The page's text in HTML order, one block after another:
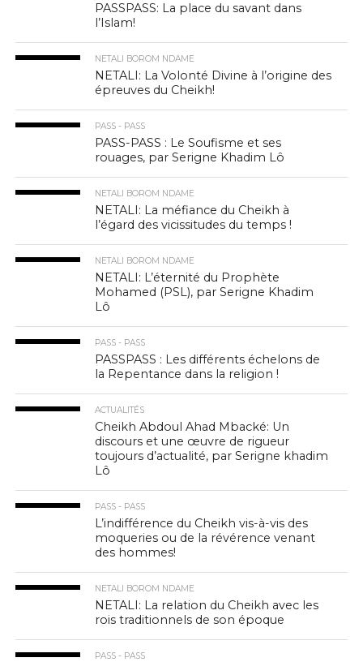
PASSPASS: La place du savant dans
l’Islam!
NETALI BOROM NDAME
NETALI: La Volonté Divine à l’origine des
épreuves du Cheikh!
PASS - PASS
PASS-PASS : Le Soufisme et ses
rouages, par Serigne Khadim Lô
NETALI BOROM NDAME
NETALI: La méfiance du Cheikh à
l’égard des vicissitudes du temps !
NETALI BOROM NDAME
NETALI: L’éternité du Prophète
Mohamed (PSL), par Serigne Khadim
Lô
PASS - PASS
PASSPASS : Les différents échelons de
la Repentance dans la religion !
ACTUALITÉS
Cheikh Abdoul Ahad Mbacké: Un
discours et une œuvre de rigueur
toujours d’actualité, par Serigne khadim
Lô
PASS - PASS
L’indifférence du Cheikh vis-à-vis des
moqueries ou de la révérence venant
des hommes!
NETALI BOROM NDAME
NETALI: La relation du Cheikh avec les
rois traditionnels de son époque
PASS - PASS